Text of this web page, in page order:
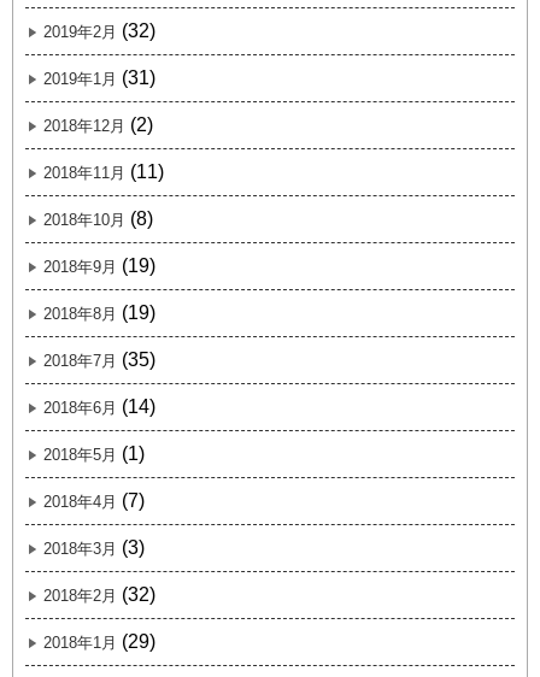
2019年2月 (32)
2019年1月 (31)
2018年12月 (2)
2018年11月 (11)
2018年10月 (8)
2018年9月 (19)
2018年8月 (19)
2018年7月 (35)
2018年6月 (14)
2018年5月 (1)
2018年4月 (7)
2018年3月 (3)
2018年2月 (32)
2018年1月 (29)